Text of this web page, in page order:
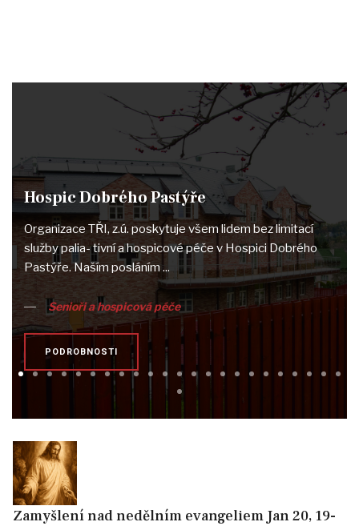
Hospic Dobrého Pastýře
Organizace TŘI, z.ú. poskytuje všem lidem bez limitací
služby palia- tivní a hospicové péče v Hospici Dobrého
Pastýře. Naším posláním ...
Senioři a hospicová péče
PODROBNOSTI
Zamyšlení nad nedělním evangeliem Jan 20, 19-